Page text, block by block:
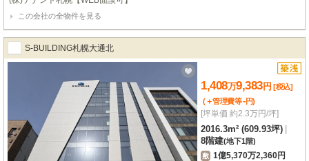
⭐️ネット非公開物件やレア物件も多数ご紹介させていただきます。ぜひテナン
ト札幌にお任せください！！⭐️ ⭐️弊社HPに非公開物件を多数掲載しておりま
す！⭐️
この会社の全物件を見る
S-BUILDING札幌大通北
1,408万9,383円 [税込]
(＋管理費等-円)
[坪単価 約2.3万円/坪]
2016.3m² (609.93坪)
8階建(地下1階)
敷 1億5,370万2,360円